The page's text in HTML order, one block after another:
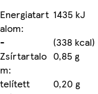
Energiatart
alom:
1435 kJ
-
(338 kcal)
Zsírtartalo
m:
0,85 g
telített
0,20 g